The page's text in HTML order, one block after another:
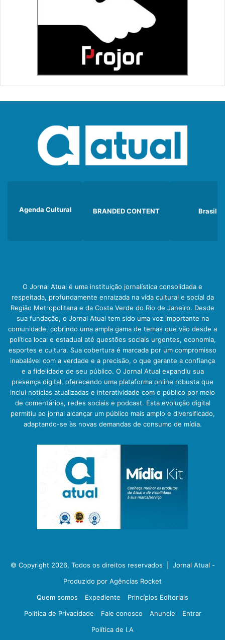
Agenda Cultural BRANDED CONTENT Brasil
O Jornal Atual é uma instituição jornalística consolidada e
respeitada, profundamente enraizada na vida cultural e social da
Região Metropolitana e da Costa Verde do Rio de Janeiro. Desde
sua fundação, o Jornal Atual tem sido uma voz importante na
comunidade, cobrindo uma ampla gama de temas que vão desde a
política local e estadual até questões sociais urgentes, economia,
esportes e cultura. Sua cobertura é marcada por um compromisso
inabalável com a verdade e a precisão, o que garante a confiança
e a fidelidade de seu público. O Jornal Atual expandiu sua
presença digital, oferecendo uma plataforma online robusta que
inclui notícias atualizadas e interatividade com o público por meio
de comentários, redes sociais e podcast. Esta evolução digital
permitiu ao jornal alcançar um público mais amplo e diversificado,
adaptando-se às novas demandas de consumo de mídia.
© Copyright 2026, Todos os direitos reservados | Jornal Atual -
Produzido por Agências Rocket
Quem somos
Expediente
Princípios Editoriais
Política de Privacidade
Fale conosco Anuncie
Entrar
Política de I.A